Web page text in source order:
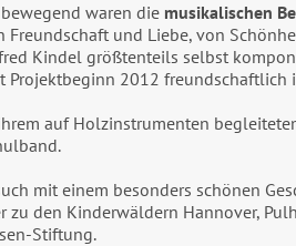
waren die musikalischen
Freundschaft und Liebe, von
Kindel größtenteils selbst
2012 freundschaftlich
auf Holzinstrumenten
mit einem besonders schönen
den Kinderwäldern Hannover,
Stiftung.